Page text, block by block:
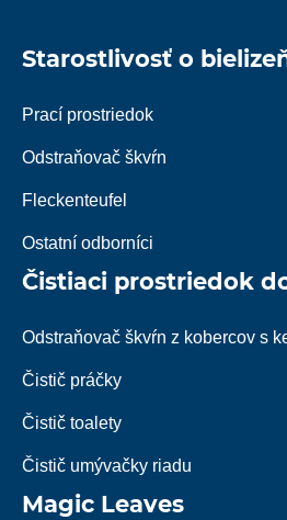
Starostlivosť o
Prací prostriedok
Odstraňovač škvŕn
Fleckenteufel
Ostatní odborníci
Čistiaci prostriedok
Odstraňovač škvŕn z kobercov s
Čistič práčky
Čistič toalety
Čistič umývačky riadu
Magic Leaves